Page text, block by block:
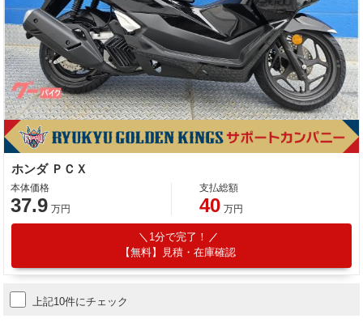
ホンダ ＰＣＸ
本体価格
37.9 万円
支払総額
40 万円
1分で完了！
【無料】見積・在庫確認
上記10件にチェック